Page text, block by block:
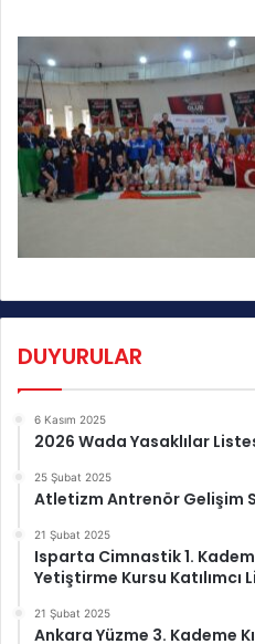
DUYURULAR
6 Kasım 2025
2026 Wada Yasaklılar
25 Şubat 2025
Atletizm Antrenör Gelişim
21 Şubat 2025
Isparta Cimnastik 1.
Yetiştirme Kursu Katılımcı
21 Şubat 2025
Ankara Yüzme 3. Kademe